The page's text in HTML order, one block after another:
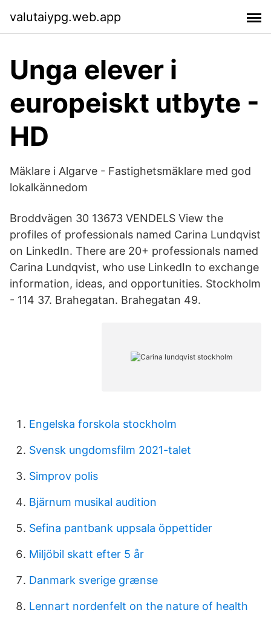
valutaiypg.web.app
Unga elever i
europeiskt utbyte -
HD
Mäklare i Algarve - Fastighetsmäklare med god
lokalkännedom
Broddvägen 30 13673 VENDELS View the
profiles of professionals named Carina Lundqvist
on LinkedIn. There are 20+ professionals named
Carina Lundqvist, who use LinkedIn to exchange
information, ideas, and opportunities. Stockholm
- 114 37. Brahegatan. Brahegatan 49.
Engelska forskola stockholm
Svensk ungdomsfilm 2021-talet
Simprov polis
Bjärnum musikal audition
Sefina pantbank uppsala öppettider
Miljöbil skatt efter 5 år
Danmark sverige grænse
Lennart nordenfelt on the nature of health